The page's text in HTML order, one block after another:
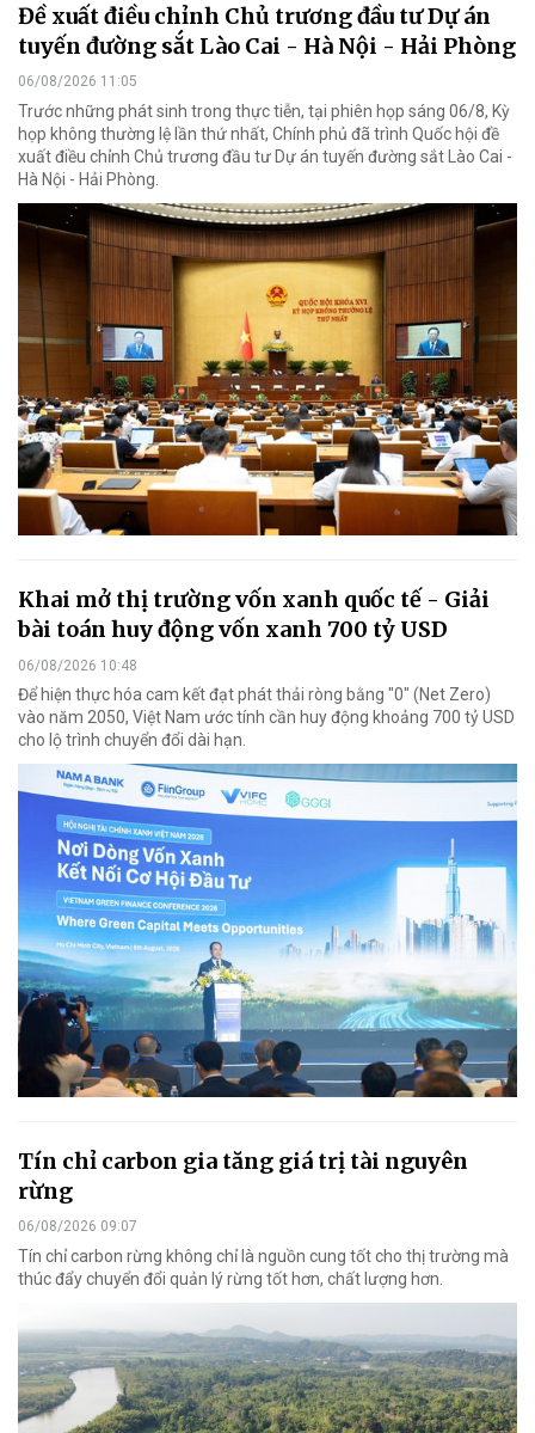
Đề xuất điều chỉnh Chủ trương đầu tư Dự án
tuyến đường sắt Lào Cai - Hà Nội - Hải Phòng
06/08/2026 11:05
Trước những phát sinh trong thực tiễn, tại phiên họp sáng 06/8, Kỳ
họp không thường lệ lần thứ nhất, Chính phủ đã trình Quốc hội đề
xuất điều chỉnh Chủ trương đầu tư Dự án tuyến đường sắt Lào Cai -
Hà Nội - Hải Phòng.
Khai mở thị trường vốn xanh quốc tế - Giải
bài toán huy động vốn xanh 700 tỷ USD
06/08/2026 10:48
Để hiện thực hóa cam kết đạt phát thải ròng bằng "0" (Net Zero)
vào năm 2050, Việt Nam ước tính cần huy động khoảng 700 tỷ USD
cho lộ trình chuyển đổi dài hạn.
Tín chỉ carbon gia tăng giá trị tài nguyên
rừng
06/08/2026 09:07
Tín chỉ carbon rừng không chỉ là nguồn cung tốt cho thị trường mà
thúc đẩy chuyển đổi quản lý rừng tốt hơn, chất lượng hơn.